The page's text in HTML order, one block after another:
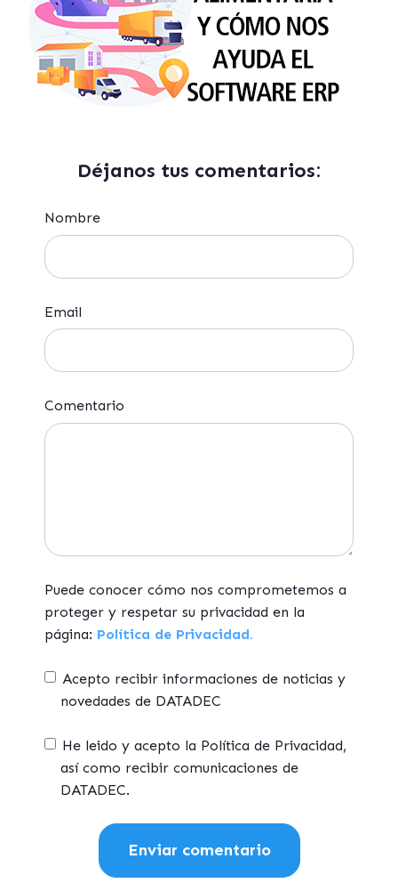
Déjanos tus comentarios:
Nombre
Email
Comentario
Puede conocer cómo nos comprometemos a
proteger y respetar su privacidad en la
página: Política de Privacidad.
Acepto recibir informaciones de noticias y
novedades de DATADEC
He leido y acepto la Política de Privacidad,
así como recibir comunicaciones de
DATADEC.